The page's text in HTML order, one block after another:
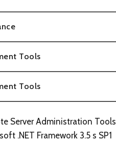
Tools
Tools
Server Administration Tools
.NET Framework 3.5 s SP1